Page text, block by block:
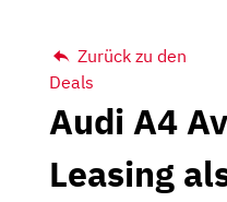
Zurück zu den
Deals
Audi A4
Leasing